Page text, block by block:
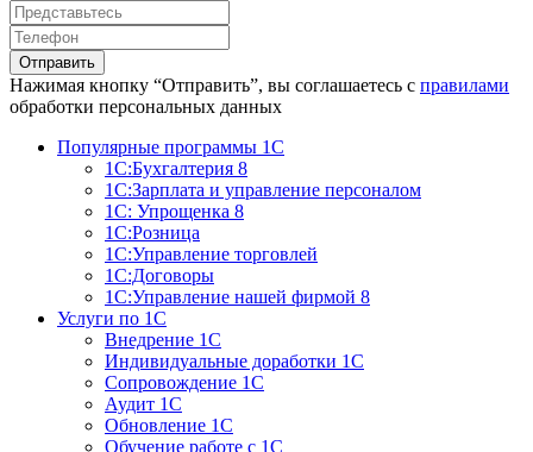
Отправить
Нажимая кнопку “Отправить”, вы соглашаетесь с правилами
обработки персональных данных
Популярные программы 1С
1С:Бухгалтерия 8
1С:Зарплата и управление персоналом
1С: Упрощенка 8
1С:Розница
1С:Управление торговлей
1С:Договоры
1С:Управление нашей фирмой 8
Услуги по 1С
Внедрение 1С
Индивидуальные доработки 1С
Сопровождение 1С
Аудит 1С
Обновление 1С
Обучение работе с 1С